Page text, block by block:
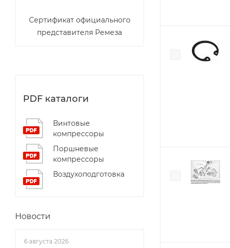
Сертификат официального
представителя Ремеза
PDF каталоги
Винтовые
компрессоры
Поршневые
компрессоры
Воздухоподготовка
Новости
6 августа 2026